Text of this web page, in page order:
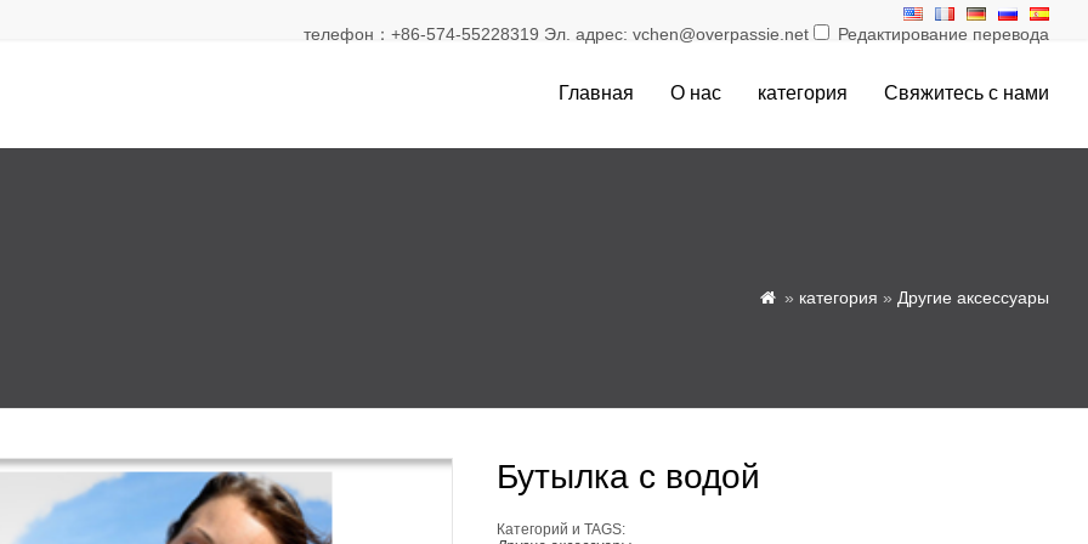
телефон：+86-574-55228319 Эл. адрес: vchen@overpassie.net Редактирование перевода
Главная О нас категория Свяжитесь с нами
 » категория » Другие аксессуары
Бутылка с водой
Категорий и TAGS: